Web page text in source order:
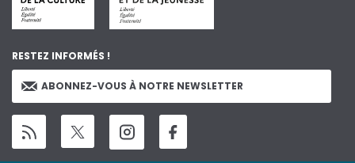
RESTEZ INFORMÉS !
ABONNEZ-VOUS À NOTRE NEWSLETTER